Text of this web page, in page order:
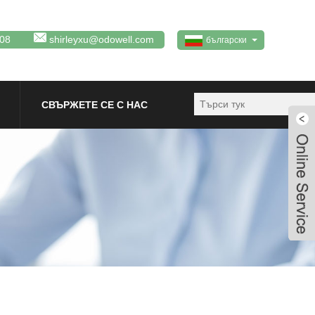
български
shirleyxu@odowell.com
СВЪРЖЕТЕ СЕ С НАС